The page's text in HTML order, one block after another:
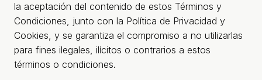
la aceptación del contenido de estos Términos y
Condiciones, junto con la Política de Privacidad y
Cookies, y se garantiza el compromiso a no utilizarlas
para fines ilegales, ilícitos o contrarios a estos
términos o condiciones.